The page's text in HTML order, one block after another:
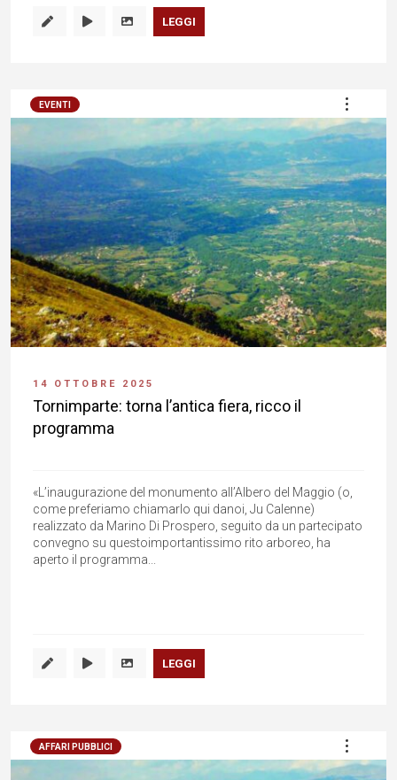
LEGGI
EVENTI
14 OTTOBRE 2025
Tornimparte: torna l’antica fiera, ricco il
programma
«L’inaugurazione del monumento all’Albero del Maggio (o,
come preferiamo chiamarlo qui danoi, Ju Calenne)
realizzato da Marino Di Prospero, seguito da un partecipato
convegno su questoimportantissimo rito arboreo, ha
aperto il programma...
LEGGI
AFFARI PUBBLICI